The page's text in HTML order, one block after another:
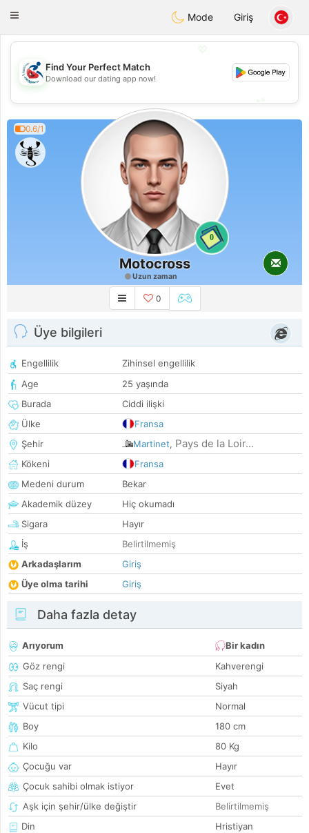
Handi Space
Toggle
Mode Giriş
💖
💕
Find Your Perfect Match
Download our dating app now!
0.6/1
0
Motocross
Uzun zaman
0
Üye bilgileri
Engellilik
Zihinsel engellilik
Age
25 yaşında
Burada
Ciddi ilişki
Ülke
Fransa
Şehir
Martinet, Pays de la Loir...
Kökeni
Fransa
Medeni durum
Bekar
Akademik düzey
Hiç okumadı
Sigara
Hayır
İş
Belirtilmemiş
Arkadaşlarım
Giriş
Üye olma tarihi
Giriş
Daha fazla detay
Arıyorum
Bir kadın
Göz rengi
Kahverengi
Saç rengi
Siyah
Vücut tipi
Normal
Boy
180 cm
Kilo
80 Kg
Çocuğu var
Hayır
Çocuk sahibi olmak istiyor
Evet
Aşk için şehir/ülke değiştir
Belirtilmemiş
Din
Hristiyan